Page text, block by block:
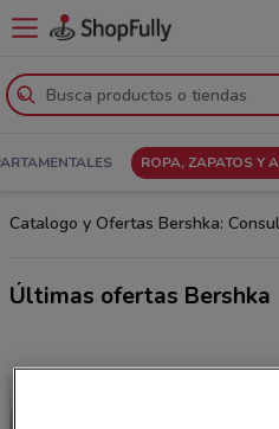
ROPA, ZAPATOS Y
Catalogo y Ofertas Bershka:
Últimas ofertas Bershka